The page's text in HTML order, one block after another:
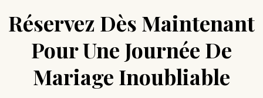
Réservez Dès Maintenant
Pour Une Journée De
Mariage Inoubliable